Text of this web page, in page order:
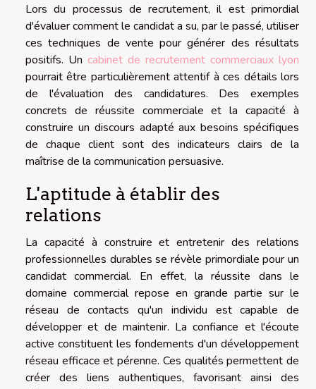
Lors du processus de recrutement, il est primordial
d'évaluer comment le candidat a su, par le passé, utiliser
ces techniques de vente pour générer des résultats
positifs. Un cabinet de recrutement commerciaux lyon
pourrait être particulièrement attentif à ces détails lors
de l'évaluation des candidatures. Des exemples
concrets de réussite commerciale et la capacité à
construire un discours adapté aux besoins spécifiques
de chaque client sont des indicateurs clairs de la
maîtrise de la communication persuasive.
L'aptitude à établir des
relations
La capacité à construire et entretenir des relations
professionnelles durables se révèle primordiale pour un
candidat commercial. En effet, la réussite dans le
domaine commercial repose en grande partie sur le
réseau de contacts qu'un individu est capable de
développer et de maintenir. La confiance et l'écoute
active constituent les fondements d'un développement
réseau efficace et pérenne. Ces qualités permettent de
créer des liens authentiques, favorisant ainsi des